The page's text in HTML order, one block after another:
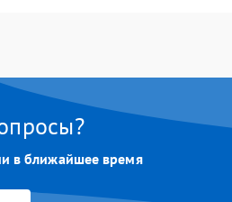
в ближайшее время